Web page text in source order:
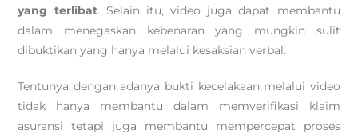
yang terlibat. Selain itu, video juga dapat membantu
dalam menegaskan kebenaran yang mungkin sulit
dibuktikan yang hanya melalui kesaksian verbal.
Tentunya dengan adanya bukti kecelakaan melalui video
tidak hanya membantu dalam memverifikasi klaim
asuransi tetapi juga membantu mempercepat proses